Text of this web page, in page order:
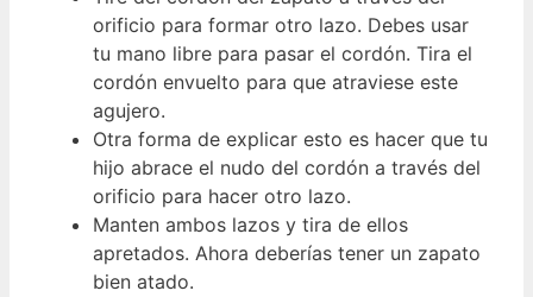
orificio para formar otro lazo. Debes usar
tu mano libre para pasar el cordón. Tira el
cordón envuelto para que atraviese este
agujero.
Otra forma de explicar esto es hacer que tu
hijo abrace el nudo del cordón a través del
orificio para hacer otro lazo.
Manten ambos lazos y tira de ellos
apretados. Ahora deberías tener un zapato
bien atado.